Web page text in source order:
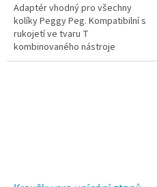
Adaptér vhodný pro všechny
kolíky Peggy Peg. Kompatibilní s
rukojetí ve tvaru T
kombinovaného nástroje
vyrobeného z polyamidu.